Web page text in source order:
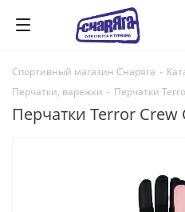
Спортивный магазин Снаряга -
Перчатки, варежки - Перчатки
Перчатки Terror Crew